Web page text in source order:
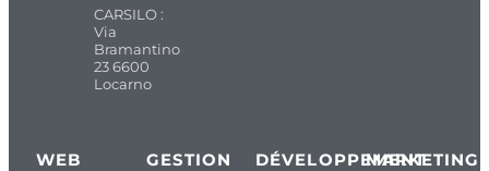
CARSILO :
Via
Bramantino
23 6600
Locarno
WEB GESTION
DÉVELOPPEMENT
MARKETING